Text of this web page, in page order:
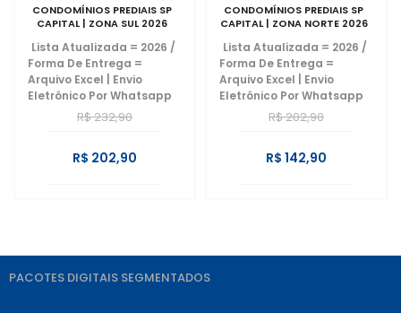
CONDOMÍNIOS PREDIAIS SP
CAPITAL | ZONA SUL 2026
Lista Atualizada = 2026 /
Forma De Entrega =
Arquivo Excel | Envio
Eletrônico Por Whatsapp
R$ 232,90
R$ 202,90
CONDOMÍNIOS PREDIAIS SP
CAPITAL | ZONA NORTE 2026
Lista Atualizada = 2026 /
Forma De Entrega =
Arquivo Excel | Envio
Eletrônico Por Whatsapp
R$ 202,90
R$ 142,90
PACOTES DIGITAIS SEGMENTADOS